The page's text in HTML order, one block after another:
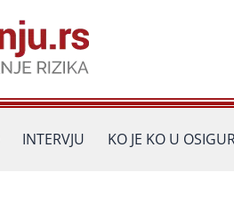
INTERVJU KO JE KO U